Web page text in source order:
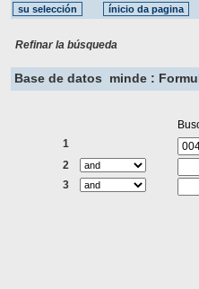
Refinar la búsqueda
Base de datos minde :
1
2
3